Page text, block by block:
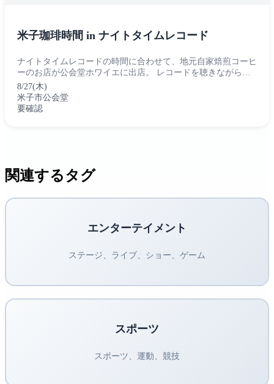
米子珈琲時間 in ナイトタイムレコード
ナイトタイムレコードの時間に合わせて、地元自家焙煎コーヒ
ーのお店が公会堂ホワイエに出店。 レコードを聴きながらこ
だわりのコーヒーを楽しむ、癒しのひとときをお過ごしくださ
い。...
8/27(木)
米子市公会堂
要確認
関連するタグ
エンターテイメント
ステージ、ライブ、ショー、ゲーム
スポーツ
スポーツ、運動、競技